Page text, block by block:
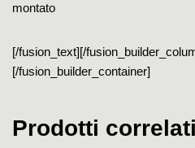
montato
[/fusion_text][/
[/fusion_builder_container]
Prodotti correlati